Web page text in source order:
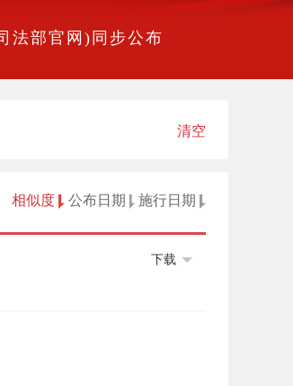
法部官网)同步公布
清空
相似度 公布日期 施行日期
下载